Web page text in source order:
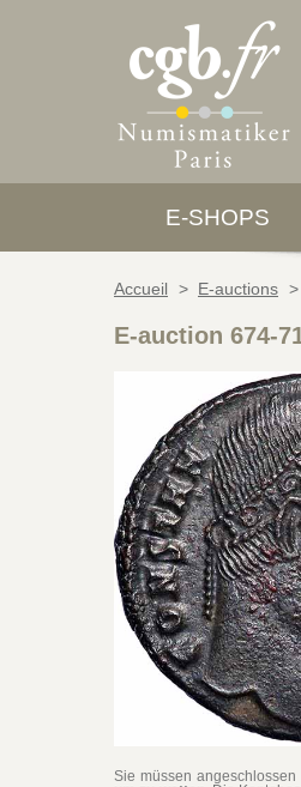
E-SHOPS
Accueil > E-auctions >
E-auction 674-
Sie müssen